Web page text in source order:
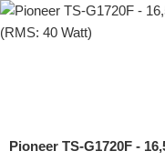
Pioneer TS-G1720F -